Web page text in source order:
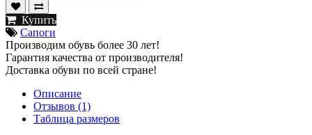
Купить
Сапоги
Производим обувь более 30 лет!
Гарантия качества от производителя!
Доставка обуви по всей стране!
Описание
Отзывов (1)
Таблица размеров